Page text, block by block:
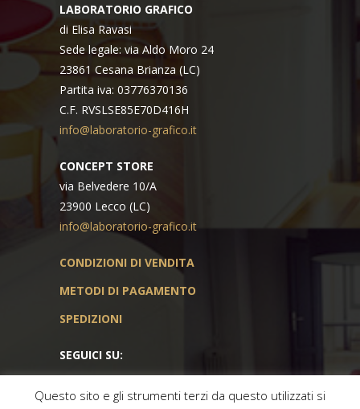
LABORATORIO GRAFICO
di Elisa Ravasi
Sede legale: via Aldo Moro 24
23861 Cesana Brianza (LC)
Partita iva: 03776370136
C.F. RVSLSE85E70D416H
info@laboratorio-grafico.it
CONCEPT STORE
via Belvedere 10/A
23900 Lecco (LC)
info@laboratorio-grafico.it
CONDIZIONI DI VENDITA
METODI DI PAGAMENTO
SPEDIZIONI
SEGUICI SU:
Questo sito e gli strumenti terzi da questo utilizzati si